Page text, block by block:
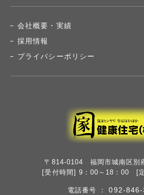
会社概要・実績
採用情報
プライバシーポリシー
〒814-0104 福岡市城南区別
[受付時間] 9：00～18：00 [
電話番号 ：092-